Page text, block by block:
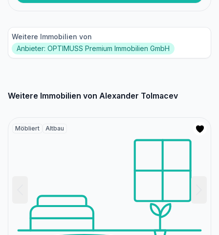
Weitere Immobilien von
Anbieter: OPTIMUSS Premium Immobilien GmbH
Weitere Immobilien von Alexander Tolmacev
Möbliert Altbau